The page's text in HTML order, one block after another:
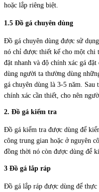
hoặc lắp riêng biệt.
1.5 Đồ gá chuyên dùng
Đồ gá chuyên dùng được sử
nó chỉ được thiết kế cho một chi
đặt nhanh và độ chính xác gá
dùng người ta thường dùng
gá chuyên dùng là 3-5 năm.
chính xác cần thiết, cho nên
2. Đồ gá kiểm tra
Đồ gá kiểm tra được dùng để
công trung gian hoặc ở nguyên
đồng thời nó còn được dùng để
3 Đồ gá lắp ráp
Đồ gá lắp ráp được dùng để